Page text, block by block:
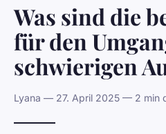
Was sind die
für den
schwierigen
Lyana — 27. April 2025 — 2 min